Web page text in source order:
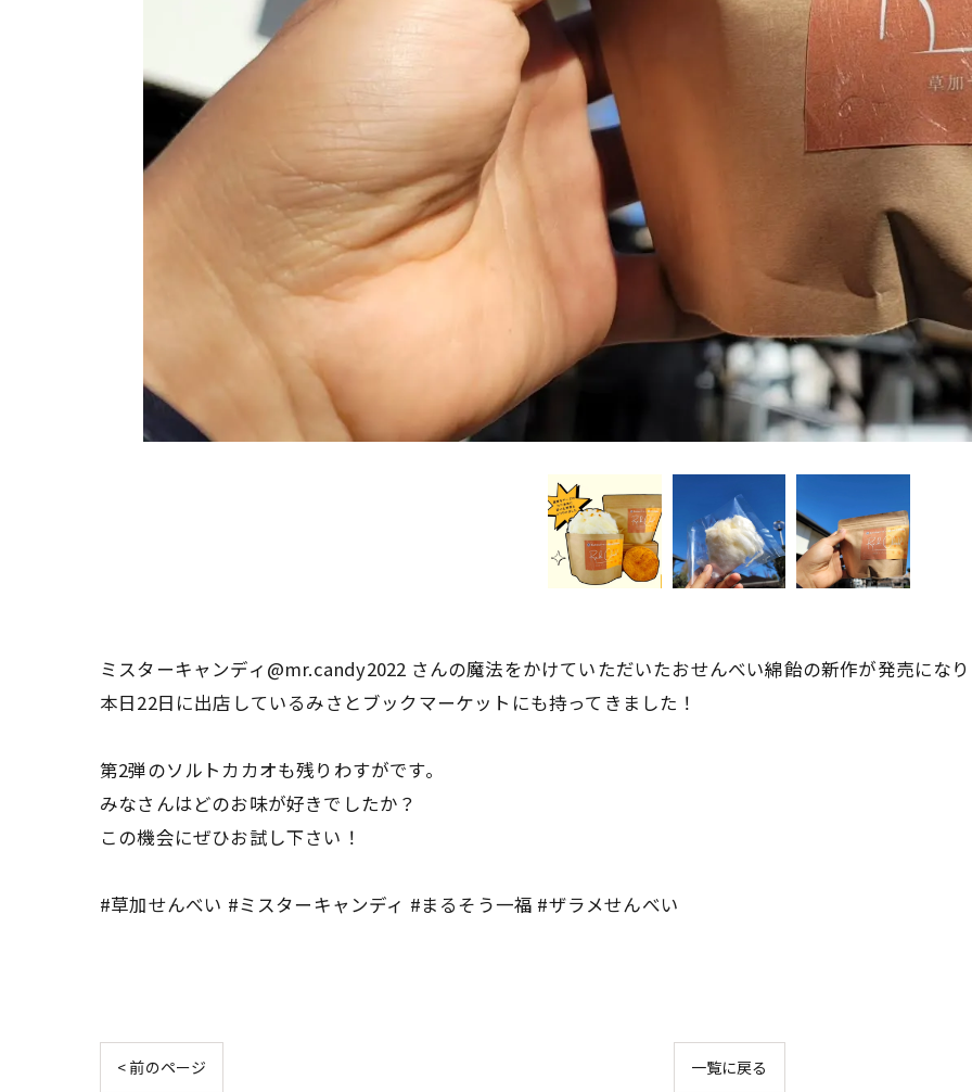
ミスターキャンディ@mr.candy2022 さんの魔法をかけていただいたおせんべい綿飴の新作が発売にな
本日22日に出店しているみさとブックマーケットにも持ってきました！
第2弾のソルトカカオも残りわすがです。
みなさんはどのお味が好きでしたか？
この機会にぜひお試し下さい！
#草加せんべい #ミスターキャンディ #まるそう一福 #ザラメせんべい
< 前のページ 一覧に戻る